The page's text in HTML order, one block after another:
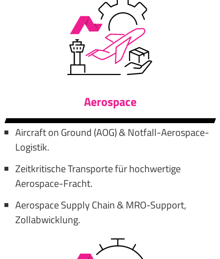
Aerospace
Aircraft on Ground (AOG) & Notfall-Aerospace-
Logistik.
Zeitkritische Transporte für hochwertige
Aerospace-Fracht.
Aerospace Supply Chain & MRO-Support,
Zollabwicklung.